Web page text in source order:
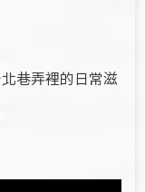
巷弄裡的日常滋